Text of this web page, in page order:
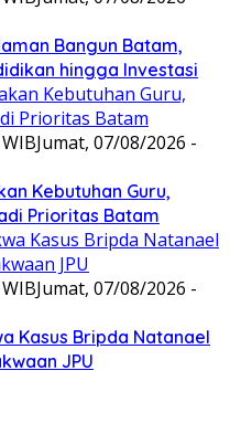
Bangun Batam,
hingga Investasi
Jumat, 07/08/2026 -
Kebutuhan Guru,
Prioritas Batam
Jumat, 07/08/2026 -
Kasus Bripda Natanael
JPU